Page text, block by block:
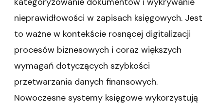
nieprawidłowości w zapisach księgowych. Jest
to ważne w kontekście rosnącej digitalizacji
procesów biznesowych i coraz większych
wymagań dotyczących szybkości
przetwarzania danych finansowych.
Nowoczesne systemy księgowe wykorzystują